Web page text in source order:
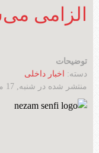
الزامی
توضیحات
دسته: اخبار داخلی
منتشر شده در شنبه, 17 مهر 1395 04:17